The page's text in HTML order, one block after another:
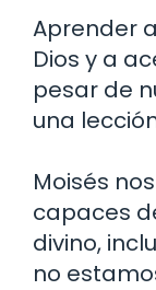
Aprender
Dios y a
pesar de
una
Moisés
capaces
divino,
no